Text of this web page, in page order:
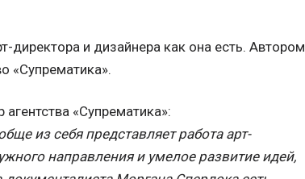
директора и дизайнера как она есть. Автором
«Супрематика».
«Супрематика»:
из себя представляет работа арт-
направления и умелое развитие идей,